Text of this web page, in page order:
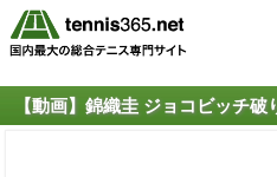
【動画】錦織圭 ジョコビッチ